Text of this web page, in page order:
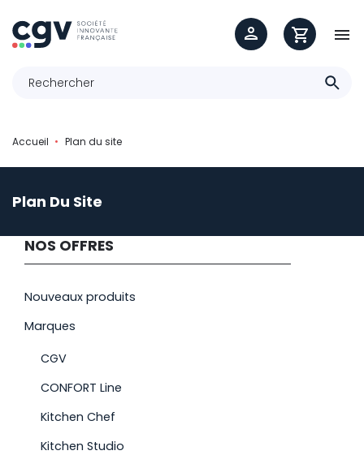

Accueil Plan du site
Plan Du Site
NOS OFFRES
Nouveaux produits
Marques
CGV
CONFORT Line
Kitchen Chef
Kitchen Studio